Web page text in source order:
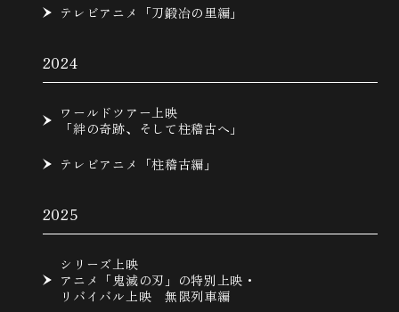
テレビアニメ「刀鍛冶の里編」
2024
ワールドツアー上映
「絆の奇跡、そして柱稽古へ」
テレビアニメ「柱稽古編」
2025
シリーズ上映
アニメ「鬼滅の刃」の特別上映・
リバイバル上映 無限列車編